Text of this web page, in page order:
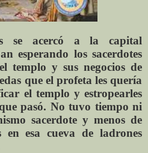
se acercó a la capital
esperando los sacerdotes
templo y sus negocios de
que el profeta les quería
el templo y estropearles
pasó. No tuvo tiempo ni
sacerdote y menos de
en esa cueva de ladrones